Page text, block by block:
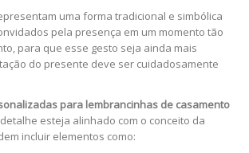
uma forma tradicional e simbólica
pela presença em um momento tão
para que esse gesto seja ainda mais
do presente deve ser cuidadosamente
para lembrancinhas de casamento
esteja alinhado com o conceito da
incluir elementos como: